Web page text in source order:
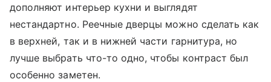
дополняют интерьер кухни и выглядят
нестандартно. Реечные дверцы можно сделать как
в верхней, так и в нижней части гарнитура, но
лучше выбрать что-то одно, чтобы контраст был
особенно заметен.